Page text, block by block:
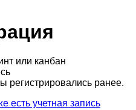
или канбан
регистрировались ранее.
есть учетная запись